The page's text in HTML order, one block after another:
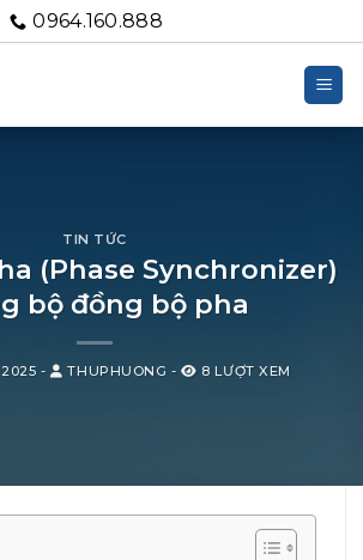
0964.160.888
TIN TỨC
(Phase Synchronizer)
bộ đồng bộ pha
- THUPHUONG - 8 LƯỢT XEM